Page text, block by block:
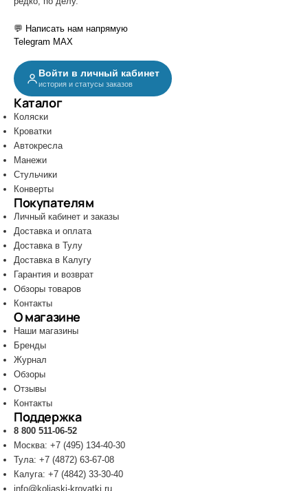
💬 Написать нам напрямую
Telegram MAX
Войти в личный кабинет
история и статусы заказов
Каталог
Коляски
Кроватки
Автокресла
Манежи
Стульчики
Конверты
Покупателям
Личный кабинет и заказы
Доставка и оплата
Доставка в Тулу
Доставка в Калугу
Гарантия и возврат
Обзоры товаров
Контакты
О магазине
Наши магазины
Бренды
Журнал
Обзоры
Отзывы
Контакты
Поддержка
8 800 511-06-52
Москва: +7 (495) 134-40-30
Тула: +7 (4872) 63-67-08
Калуга: +7 (4842) 33-30-40
info@koliaski-krovatki.ru